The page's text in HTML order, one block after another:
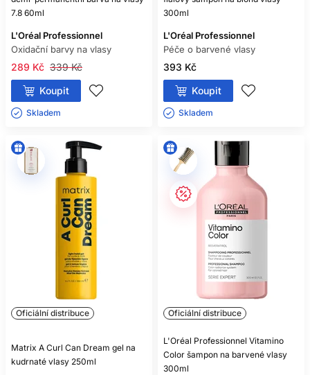
7.8 60ml
L'Oréal Professionnel
Oxidační barvy na vlasy
339 Kč
289 Kč
Koupit
Skladem ㅤ
300ml
L'Oréal Professionnel
Péče o barvené vlasy
393 Kč
Koupit
Skladem ㅤ
Oficiální distribuce
Matrix A Curl Can Dream gel na
kudrnaté vlasy 250ml
Oficiální distribuce
L'Oréal Professionnel Vitamino
Color šampon na barvené vlasy
300ml